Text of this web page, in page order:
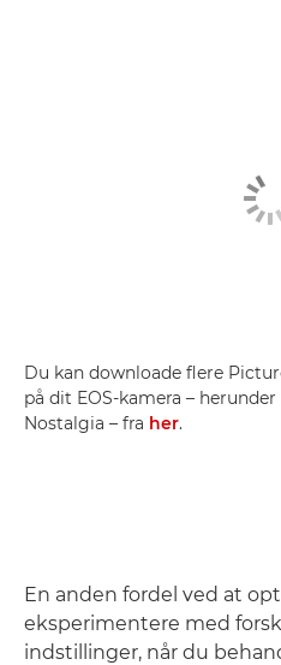
Du kan downloade flere
på dit EOS-kamera –
Nostalgia – fra her.
En anden fordel ved at
eksperimentere med
indstillinger, når du